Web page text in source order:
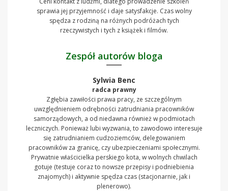
sprawia jej przyjemność i daje satysfakcje. Czas wolny
spędza z rodziną na różnych podróżach tych
rzeczywistych i tych z książek i filmów.
Zespół autorów bloga
Sylwia Benc
radca prawny
Zgłębia zawiłości prawa pracy, ze szczególnym
uwzględnieniem odrębności zatrudniania pracowników
samorządowych, a od niedawna również w podmiotach
leczniczych. Ponieważ lubi wyzwania, to zawodowo interesuje
się zatrudnianiem cudzoziemców, delegowaniem
pracowników za granicę, czy ubezpieczeniami społecznymi.
Prywatnie właścicielka perskiego kota, w wolnych chwilach
gotuje (testuje coraz to nowsze przepisy i podniebienia
znajomych) i aktywnie spędza czas (stacjonarnie, jak i
plenerowo).